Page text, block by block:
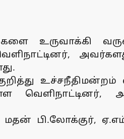
உருவாக்கி
உச்சநீதிமன்றம்
பி.லோக்குர்,